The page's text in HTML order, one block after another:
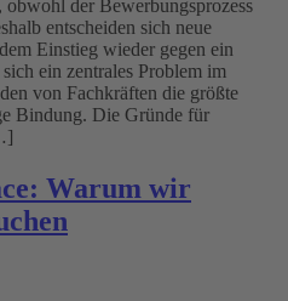
der Bewerbungsprozess
entscheiden sich neue
Einstieg wieder gegen ein
ein zentrales Problem im
von Fachkräften die größte
Bindung. Die Gründe für
Warum wir